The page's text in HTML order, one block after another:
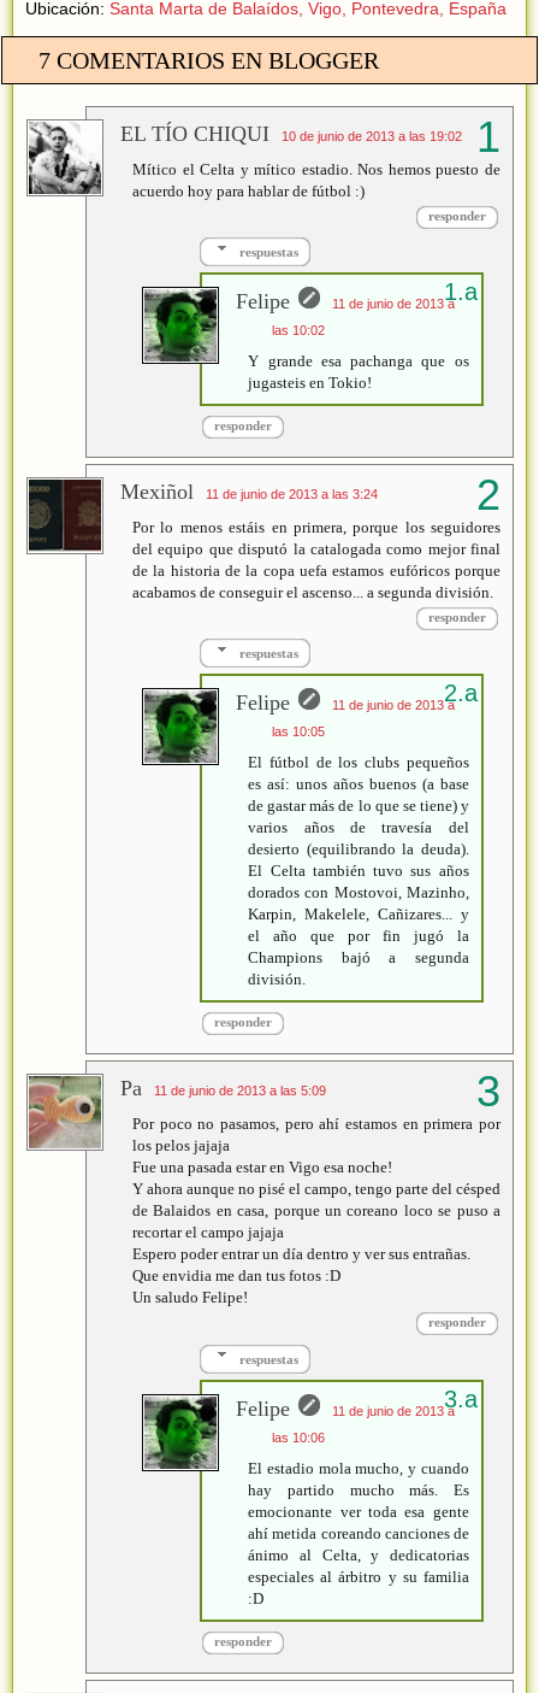
Ubicación: Santa Marta de Balaídos, Vigo, Pontevedra, España
7 COMENTARIOS EN BLOGGER
EL TÍO CHIQUI 10 de junio de 2013 a las 19:02
Mítico el Celta y mítico estadio. Nos hemos puesto de
acuerdo hoy para hablar de fútbol :)
responder
respuestas
Felipe
11 de junio de 2013 a
las 10:02
Y grande esa pachanga que os
jugasteis en Tokio!
responder
Mexiñol 11 de junio de 2013 a las 3:24
Por lo menos estáis en primera, porque los seguidores
del equipo que disputó la catalogada como mejor final
de la historia de la copa uefa estamos eufóricos porque
acabamos de conseguir el ascenso... a segunda división.
responder
respuestas
Felipe
11 de junio de 2013 a
las 10:05
El fútbol de los clubs pequeños
es así: unos años buenos (a base
de gastar más de lo que se tiene) y
varios años de travesía del
desierto (equilibrando la deuda).
El Celta también tuvo sus años
dorados con Mostovoi, Mazinho,
Karpin, Makelele, Cañizares... y
el año que por fin jugó la
Champions bajó a segunda
división.
responder
Pa 11 de junio de 2013 a las 5:09
Por poco no pasamos, pero ahí estamos en primera por
los pelos jajaja
Fue una pasada estar en Vigo esa noche!
Y ahora aunque no pisé el campo, tengo parte del césped
de Balaidos en casa, porque un coreano loco se puso a
recortar el campo jajaja
Espero poder entrar un día dentro y ver sus entrañas.
Que envidia me dan tus fotos :D
Un saludo Felipe!
responder
respuestas
Felipe
11 de junio de 2013 a
las 10:06
El estadio mola mucho, y cuando
hay partido mucho más. Es
emocionante ver toda esa gente
ahí metida coreando canciones de
ánimo al Celta, y dedicatorias
especiales al árbitro y su familia
:D
responder